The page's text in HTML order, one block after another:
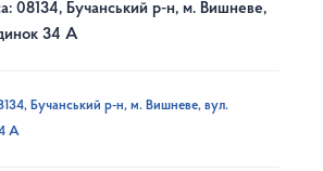
08134, Бучанський р-н, м. Вишневе,
34 А
Бучанський р-н, м. Вишневе, вул.
А